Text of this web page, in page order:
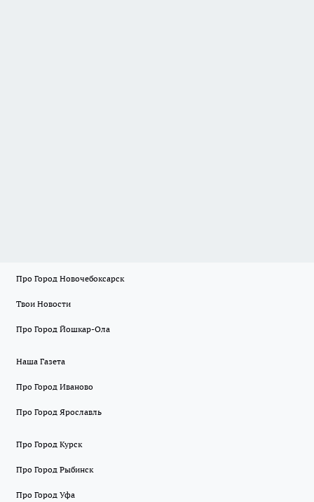
Про Город Новочебоксарск
Твои Новости
Про Город Йошкар-Ола
Наша Газета
Про Город Иваново
Про Город Ярославль
Про Город Курск
Про Город Рыбинск
Про Город Уфа